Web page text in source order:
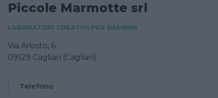
Piccole Marmotte srl
LABORATORI CREATIVI PER BAMBINI
Via Ariosto, 6
09129 Cagliari (Cagliari)
Telefono